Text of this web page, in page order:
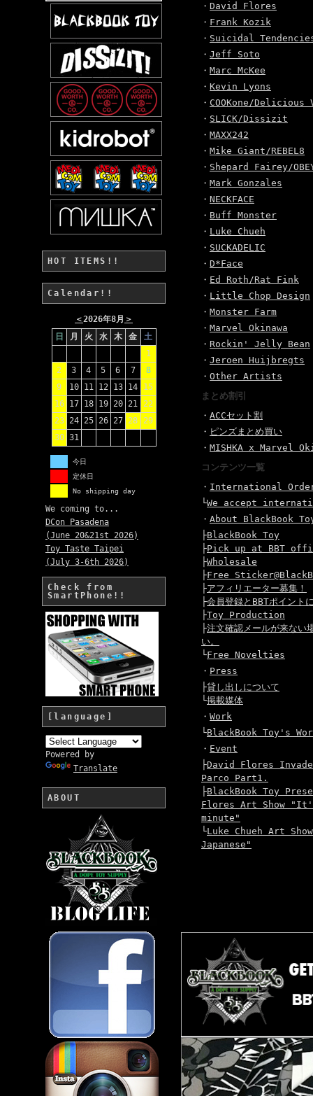
HOT ITEMS!!
Calendar!!
＜2026年8月 ＞
日
月 火 水 木 金
土
1
2
3 4 5 6 7
8
9
10 11 12 13 14
15
16
17 18 19 20 21 22
23 24 25 26 27 28 29
30 31
今日
定休日
No shipping day
We coming to...
DCon Pasadena
(June 20&21st 2026)
Toy Taste Taipei
(July 3-6th 2026)
Check from
SmartPhone!!
[language]
Powered by
Translate
ABOUT
・ David Flores
・ Frank Kozik
・ Suicidal
・ Jeff Soto
・ Marc McKee
・ Kevin Lyons
・ COOKone/Delicious
・ SLICK/Dissizit
・ MAXX242
・ Mike Giant/REBEL8
・ Shepard Fairey/
・ Mark Gonzales
・ NECKFACE
・ Buff Monster
・ Luke Chueh
・ SUCKADELIC
・ D*Face
・ Ed Roth/Rat Fink
・ Little Chop Design
・ Monster Farm
・ Marvel Okinawa
・ Rockin' Jelly Bean
・ Jeroen Huijbregts
・ Other Artists
まとめ割引
・ ACCセット割
・ ピンズまとめ買い
・ MISHKA x Marvel
コンテンツ一覧
・ International
└We accept
・ About BlackBook
├BlackBook Toy
├Pick up at BBT
├Wholesale
├Free
├アフィリエーター募集！
├会員登録とBBTポイント
├Toy Production
├注文確認メールが来ない
い。
└Free Novelties
・ Press
├貸し出しについて
└掲載媒体
・ Work
└BlackBook Toy's
・ Event
├David Flores
Parco Part1.
├BlackBook Toy
Flores Art Show
minute"
└Luke Chueh Art
Japanese"